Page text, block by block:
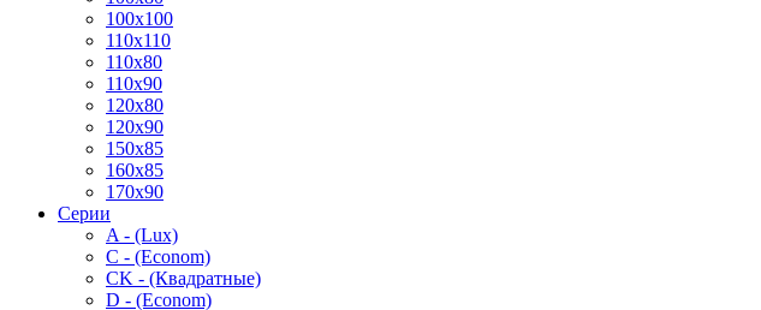
100x100
110x110
110x80
110x90
120x80
120x90
150x85
160x85
170x90
Серии
A - (Lux)
C - (Econom)
CK - (Квадратные)
D - (Econom)